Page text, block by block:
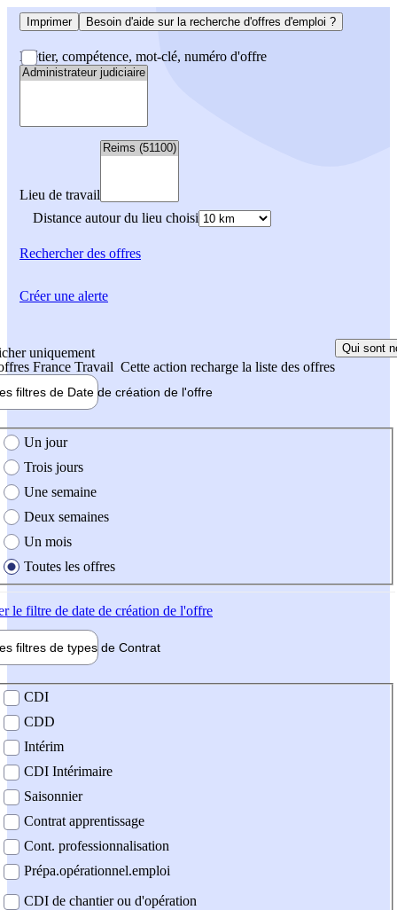
Imprimer Besoin d'aide sur la recherche d'offres d'emploi ?
Métier, compétence, mot-clé, numéro d'offre
Lieu de travail
Distance autour du lieu choisi
Rechercherdes offres
uniquement
France Travail Cette action recharge la liste des offres
Qui sont
filtres de Date de création de l'offre
création de l'offre
Un jour
Trois jours
Une semaine
Deux semaines
Un mois
Toutes les offres
le filtre de date de création de l'offre
filtres de types de Contrat
contrat
CDI
CDD
Intérim
CDI Intérimaire
Saisonnier
Contrat apprentissage
Cont. professionnalisation
Prépa.opérationnel.emploi
CDI de chantier ou d'opération
Créer une alerte